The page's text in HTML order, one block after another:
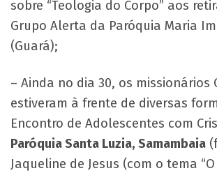
sobre “Teologia do Corpo” aos
Grupo Alerta da Paróquia Maria
(Guará);
– Ainda no dia 30, os missionários
estiveram à frente de diversas
Encontro de Adolescentes com
Paróquia Santa Luzia, Samambaia
Jaqueline de Jesus (com o tema